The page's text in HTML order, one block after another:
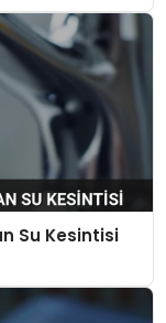
Su Kesintisi